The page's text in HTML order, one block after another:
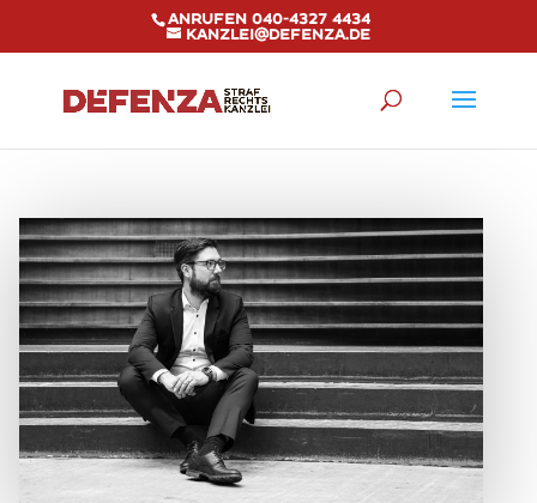
Anrufen 040-4327 4434
kanzlei@defenza.de